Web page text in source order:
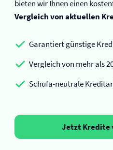
bieten wir Ihnen einen
Vergleich von aktuellen
Garantiert günstige
Vergleich von mehr als
Schufa-neutrale
Jetzt Kredite